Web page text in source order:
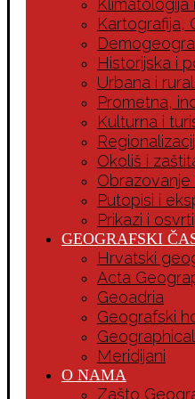
Kartografija,
Historijska i
Urbana i
Prometna,
Kulturna i
Okoliš i
Obrazovanje
Putopisi i
Prikazi i osvrti
GEOGRAFSKI
Hrvatski
Acta
Geoadria
Geografski
Meridijani
O NAMA
Zašto